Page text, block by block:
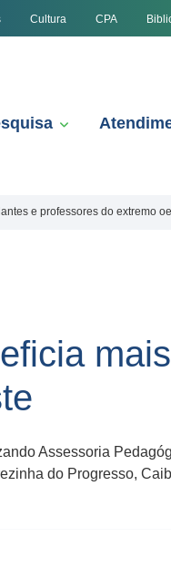
Cultura CPA
e professores do extremo
Assessoria
do Progresso,